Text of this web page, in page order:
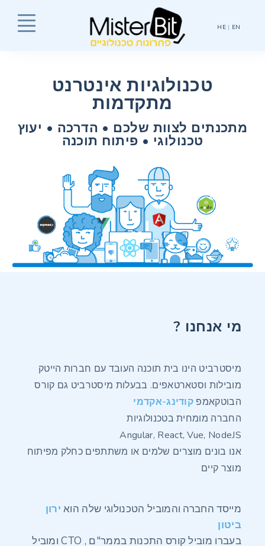
HE | EN
טכנולוגיות אינטרנט
מתקדמות
מתכנתים לצוות שלכם • הדרכה • יעוץ
טכנולוגי • פיתוח תוכנה
? מי אנחנו
מיסטרביט הינו בית תוכנה העובד עם חברות הייטק
מובילות וסטארטאפים. בבעלות מיסטרביט גם קורס
הבוטקאמפ קודינג-אקדמי
החברה מומחית בטכנולוגיות
Angular, React, Vue, NodeJS
אנו בונים מוצרים שלמים או משתתפים כחלק מפיתוח
מוצר קיים
מייסד החברה והמוביל הטכנולוגי שלה הוא ירון
ביטון
בעברו מוביל קורס התכנות בממר"ם CTO , ומוביל